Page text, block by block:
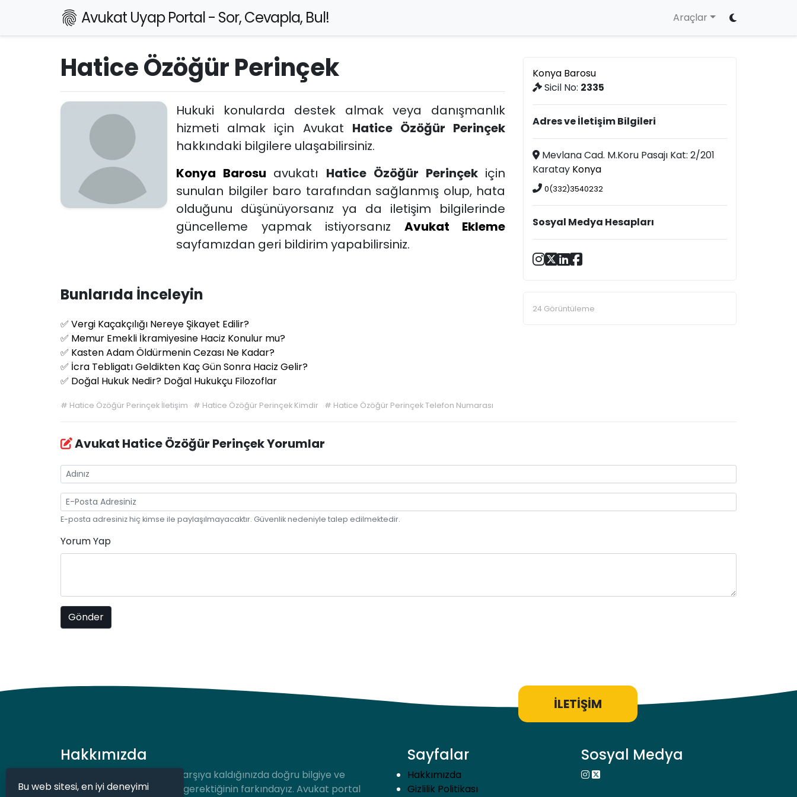
Avukat Uyap Portal - Sor, Cevapla, Bul! Araçlar
Hatice Özöğür Perinçek
Hukuki konularda destek almak veya danışmanlık
hizmeti almak için Avukat Hatice Özöğür Perinçek
hakkındaki bilgilere ulaşabilirsiniz.
Konya Barosu avukatı Hatice Özöğür Perinçek için
sunulan bilgiler baro tarafından sağlanmış olup, hata
olduğunu düşünüyorsanız ya da iletişim bilgilerinde
güncelleme yapmak istiyorsanız Avukat Ekleme
sayfamızdan geri bildirim yapabilirsiniz.
Bunlarıda İnceleyin
✅ Vergi Kaçakçılığı Nereye Şikayet Edilir?
✅ Memur Emekli İkramiyesine Haciz Konulur mu?
✅ Kasten Adam Öldürmenin Cezası Ne Kadar?
✅ İcra Tebligatı Geldikten Kaç Gün Sonra Haciz Gelir?
✅ Doğal Hukuk Nedir? Doğal Hukukçu Filozoflar
# Hatice Özöğür Perinçek İletişim # Hatice Özöğür Perinçek Kimdir # Hatice Özöğür Perinçek Telefon Numarası
Konya Barosu
Sicil No: 2335
Adres ve İletişim Bilgileri
Mevlana Cad. M.Koru Pasajı Kat: 2/201
Karatay Konya
0(332)3540232
Sosyal Medya Hesapları
24 Görüntüleme
Avukat Hatice Özöğür Perinçek Yorumlar
E-posta adresiniz hiç kimse ile paylaşılmayacaktır. Güvenlik nedeniyle talep edilmektedir.
Yorum Yap
İLETİŞİM
Hakkımızda
Hukuki bir durum ile karşı karşıya kaldığınızda doğru bilgiye ve
desteğe hızlıca ulaşmanız gerektiğinin farkındayız. Avukat portal
Sayfalar
Hakkımızda
Gizlilik Politikası
Sosyal Medya
Bu web sitesi, en iyi deneyimi